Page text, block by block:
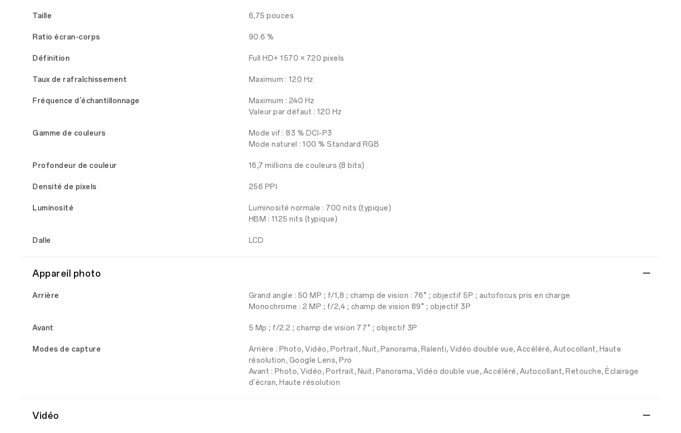
Taille 6,75 pouces
Ratio écran-corps 90.6 %
Définition Full HD+ 1570 × 720 pixels
Taux de rafraîchissement Maximum : 120 Hz
Fréquence d'échantillonnage
Maximum : 240 Hz
Valeur par défaut : 120 Hz
Gamme de couleurs
Mode vif : 83 % DCI-P3
Mode naturel : 100 % Standard RGB
Profondeur de couleur 16,7 millions de couleurs (8 bits)
Densité de pixels 256 PPI
Luminosité
Luminosité normale : 700 nits (typique)
HBM : 1125 nits (typique)
Dalle LCD
Appareil photo
Arrière
Grand angle : 50 MP ; f/1,8 ; champ de vision : 76° ; objectif 5P ; autofocus pris en charge
Monochrome : 2 MP ; f/2,4 ; champ de vision 89° ; objectif 3P
Avant 5 Mp ; f/2.2 ; champ de vision 77° ; objectif 3P
Modes de capture
Arrière : Photo, Vidéo, Portrait, Nuit, Panorama, Ralenti, Vidéo double vue, Accéléré, Autocollant, Haute
résolution, Google Lens, Pro
Avant : Photo, Vidéo, Portrait, Nuit, Panorama, Vidéo double vue, Accéléré, Autocollant, Retouche, Éclairage
d'écran, Haute résolution
Vidéo